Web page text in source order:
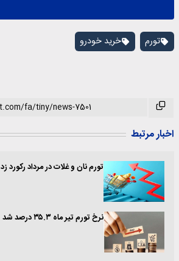
تورم خرید خودرو
اخبار مرتبط
تورم نان و غلات در مرداد رکورد زد
نرخ تورم تیر ماه ۳۵.۳ درصد شد